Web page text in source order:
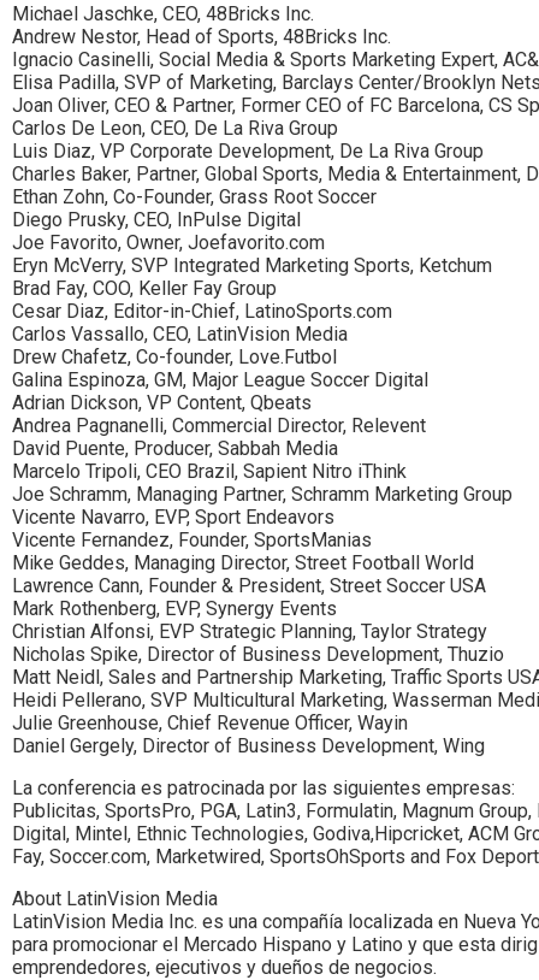
Michael Jaschke, CEO, 48Bricks Inc.
Andrew Nestor, Head of Sports, 48Bricks Inc.
Ignacio Casinelli, Social Media & Sports Marketing Expert,
Elisa Padilla, SVP of Marketing, Barclays Center/Brooklyn
Joan Oliver, CEO & Partner, Former CEO of FC Barcelona, CS
Carlos De Leon, CEO, De La Riva Group
Luis Diaz, VP Corporate Development, De La Riva Group
Charles Baker, Partner, Global Sports, Media & Entertainment,
Ethan Zohn, Co-Founder, Grass Root Soccer
Diego Prusky, CEO, InPulse Digital
Joe Favorito, Owner, Joefavorito.com
Eryn McVerry, SVP Integrated Marketing Sports, Ketchum
Brad Fay, COO, Keller Fay Group
Cesar Diaz, Editor-in-Chief, LatinoSports.com
Carlos Vassallo, CEO, LatinVision Media
Drew Chafetz, Co-founder, Love.Futbol
Galina Espinoza, GM, Major League Soccer Digital
Adrian Dickson, VP Content, Qbeats
Andrea Pagnanelli, Commercial Director, Relevent
David Puente, Producer, Sabbah Media
Marcelo Tripoli, CEO Brazil, Sapient Nitro iThink
Joe Schramm, Managing Partner, Schramm Marketing Group
Vicente Navarro, EVP, Sport Endeavors
Vicente Fernandez, Founder, SportsManias
Mike Geddes, Managing Director, Street Football World
Lawrence Cann, Founder & President, Street Soccer USA
Mark Rothenberg, EVP, Synergy Events
Christian Alfonsi, EVP Strategic Planning, Taylor Strategy
Nicholas Spike, Director of Business Development, Thuzio
Matt Neidl, Sales and Partnership Marketing, Traffic Sports
Heidi Pellerano, SVP Multicultural Marketing, Wasserman
Julie Greenhouse, Chief Revenue Officer, Wayin
Daniel Gergely, Director of Business Development, Wing
La conferencia es patrocinada por las siguientes empresas:
Publicitas, SportsPro, PGA, Latin3, Formulatin, Magnum
Digital, Mintel, Ethnic Technologies, Godiva,Hipcricket, ACM
Fay, Soccer.com, Marketwired, SportsOhSports and Fox
About LatinVision Media
LatinVision Media Inc. es una compañía localizada en Nueva
para promocionar el Mercado Hispano y Latino y que esta
emprendedores, ejecutivos y dueños de negocios.